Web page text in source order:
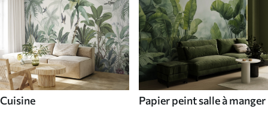
Cuisine Papier peint salle à manger